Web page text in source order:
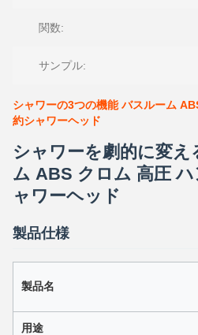
関数:
サンプル:
シャワーの3つの機能 バスルーム
約シャワーヘッド
シャワーを劇的に変え
ム ABS クロム 高圧
ャワーヘッド
製品仕様
製品名
用途